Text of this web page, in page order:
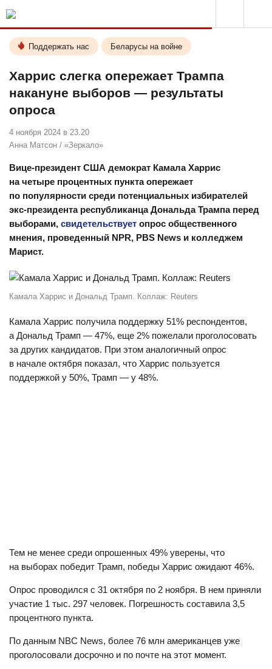
Поддержать нас Беларусы на войне
Харрис слегка опережает Трампа
накануне выборов — результаты
опроса
4 ноября 2024 в 23.20
Анна Матсон / «Зеркало»
Вице-президент США демократ Камала Харрис
на четыре процентных пункта опережает
по популярности среди потенциальных избирателей
экс-президента республиканца Дональда Трампа перед
выборами, свидетельствует опрос общественного
мнения, проведенный NPR, PBS News и колледжем
Марист.
Камала Харрис и Дональд Трамп. Коллаж: Reuters
Камала Харрис получила поддержку 51% респондентов,
а Дональд Трамп — 47%, еще 2% пожелали проголосовать
за других кандидатов. При этом аналогичный опрос
в начале октября показал, что Харрис пользуется
поддержкой у 50%, Трамп — у 48%.
Тем не менее среди опрошенных 49% уверены, что
на выборах победит Трамп, победы Харрис ожидают 46%.
Опрос проводился c 31 октября по 2 ноября. В нем приняли
участие 1 тыс. 297 человек. Погрешность составила 3,5
процентного пункта.
По данным NBC News, более 76 млн американцев уже
проголосовали досрочно и по почте на этот момент.